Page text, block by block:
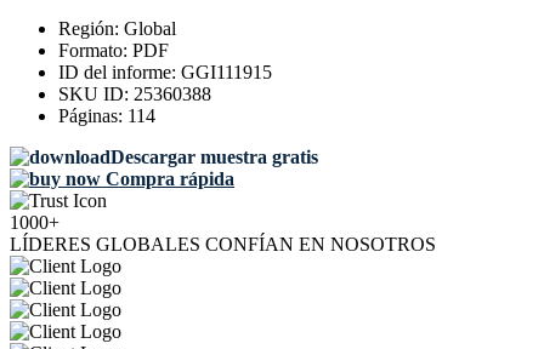
Región: Global
Formato: PDF
ID del informe: GGI111915
SKU ID: 25360388
Páginas: 114
Descargar muestra gratis
Compra rápida
1000+
LÍDERES GLOBALES CONFÍAN EN NOSOTROS